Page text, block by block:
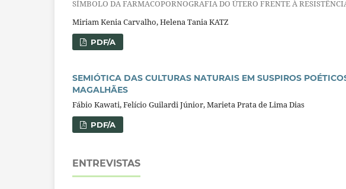
SÍMBOLO DA FARMACOPORNOGRAFIA DO ÚTERO FRENTE À
Miriam Kenia Carvalho, Helena Tania KATZ
PDF/A
SEMIÓTICA DAS CULTURAS NATURAIS EM SUSPIROS
MAGALHÃES
Fábio Kawati, Felício Guilardi Júnior, Marieta Prata de Lima Dias
PDF/A
ENTREVISTAS